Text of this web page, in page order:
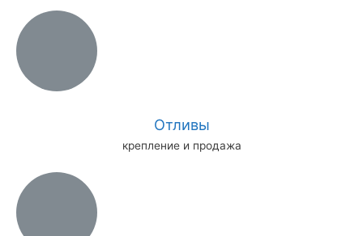
Отливы
крепление и продажа